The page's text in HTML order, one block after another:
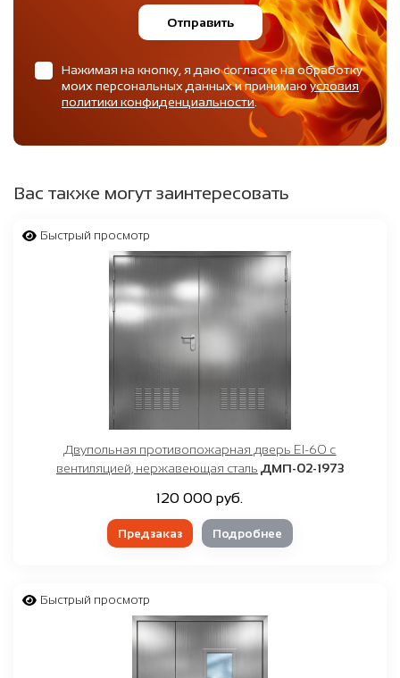
Отправить
Нажимая на кнопку, я даю согласие на обработку
моих персональных данных и принимаюусловия
политики конфиденциальности.
Вас также могут заинтересовать
Быстрый просмотр
Двупольная противопожарная дверь EI-60 с
вентиляцией, нержавеющая сталь ДМП-02-1973
120 000 руб.
Предзаказ Подробнее
Быстрый просмотр